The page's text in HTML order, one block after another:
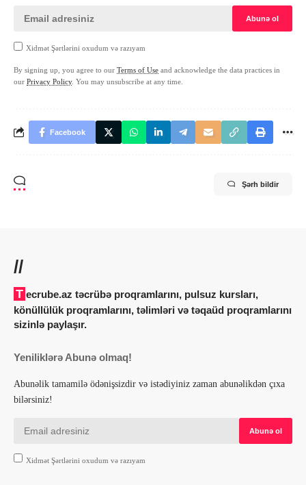
Xidmət Şərtlərini oxudum və razıyam
By signing up, you agree to our Terms of Use and acknowledge the data practices in
our Privacy Policy. You may unsubscribe at any time.
Facebook
Şərh bildir
//
Tecrube.az təcrübə proqramlarını, pulsuz kursları,
könüllülük proqramlarını, təlimləri və təqaüd proqramlarını
sizinlə paylaşır.
Yeniliklərə Abunə olmaq!
Abunəlik tamamilə ödənişsizdir və istədiyiniz zaman abunəlikdən çıxa
bilərsiniz!
Xidmət Şərtlərini oxudum və razıyam